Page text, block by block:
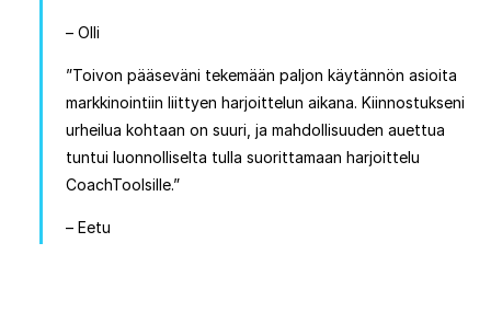
– Olli
”Toivon pääseväni tekemään paljon käytännön asioita
markkinointiin liittyen harjoittelun aikana. Kiinnostukseni
urheilua kohtaan on suuri, ja mahdollisuuden auettua
tuntui luonnolliselta tulla suorittamaan harjoittelu
CoachToolsille.”
– Eetu